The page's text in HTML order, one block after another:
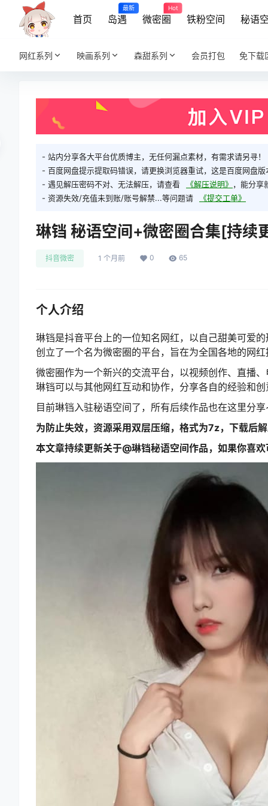
首页 岛遇
最新
微密圈
Hot
铁粉空间 秘语
网红系列 映画系列 森甜系列 会员打包 免下载
- 站内分享各大平台优质博主，无任何漏点素材，有需求请另寻！
- 百度网盘提示提取码错误，请更换浏览器重试，这是百度网盘版
- 遇见解压密码不对、无法解压，请查看
《解压说明》 ，能分享
- 资源失效/充值未到账/账号解禁...等问题请
《提交工单》
琳铛 秘语空间+微密圈合集[持续
抖音微密 1 个月前 0 65
个人介绍
琳铛是抖音平台上的一位知名网红，以自己甜美可爱
创立了一个名为微密圈的平台，旨在为全国各地的网
微密圈作为一个新兴的交流平台，以视频创作、直播
琳铛可以与其他网红互动和协作，分享各自的经验和
目前琳铛入驻秘语空间了，所有后续作品也在这里分
为防止失效，资源采用双层压缩，格式为7z，下载后
本文章持续更新关于@琳铛秘语空间作品，如果你喜